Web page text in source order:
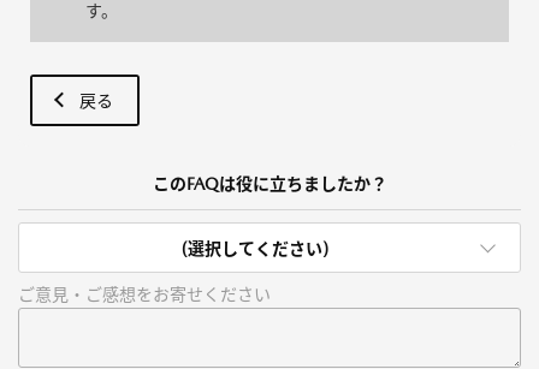
す。
戻る
このFAQは役に立ちましたか？
(選択してください)
ご意見・ご感想をお寄せください